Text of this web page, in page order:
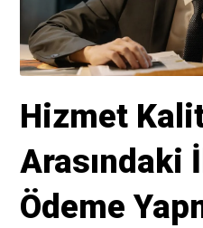
Hizmet
Arasındaki
Ödeme